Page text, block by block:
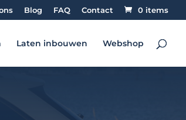
Blog FAQ Contact 0 items
Laten inbouwen Webshop